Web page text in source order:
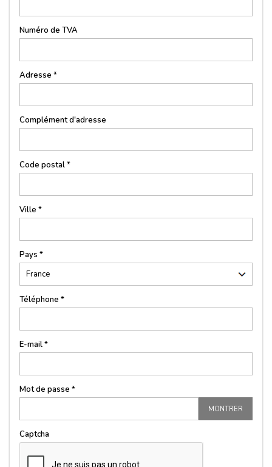
Numéro de TVA
Adresse *
Complément d'adresse
Code postal *
Ville *
Pays *
Téléphone *
E-mail *
Mot de passe *
MONTRER
Captcha